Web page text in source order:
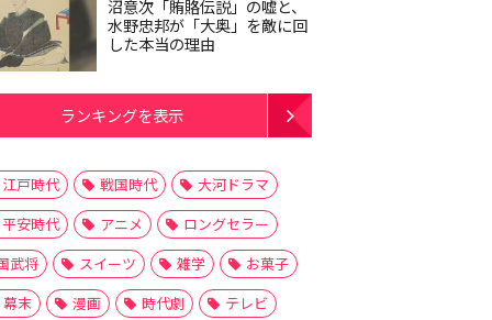
沼意次「賄賂伝説」の嘘と、
水野忠邦が「大奥」を敵に回
した本当の理由
ランキングを表示
江戸時代 戦国時代
大河ドラマ
平安時代
アニメ
ロングセラー
武将
スイーツ 雑学
お菓子
幕末
漫画 時代劇
テレビ